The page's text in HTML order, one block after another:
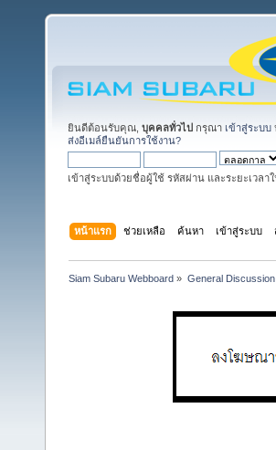
ยินดีต้อนรับคุณ, บุคคลทั่วไป กรุณา เข้าสู่ระบบ
ส่งอีเมล์ยืนยันการใช้งาน?
เข้าสู่ระบบด้วยชื่อผู้ใช้ รหัสผ่าน และระยะเวลา
หน้าแรก ช่วยเหลือ ค้นหา เข้าสู่ระบบ
Siam Subaru Webboard » General Discussion